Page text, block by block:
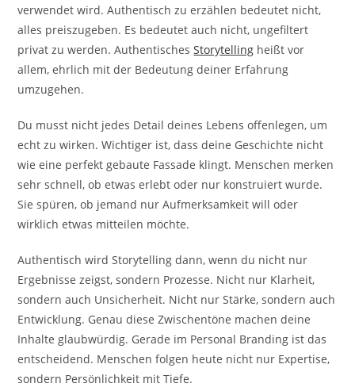
verwendet wird. Authentisch zu erzählen bedeutet nicht,
alles preiszugeben. Es bedeutet auch nicht, ungefiltert
privat zu werden. AuthentischesStorytelling heißt vor
allem, ehrlich mit der Bedeutung deiner Erfahrung
umzugehen.
Du musst nicht jedes Detail deines Lebens offenlegen, um
echt zu wirken. Wichtiger ist, dass deine Geschichte nicht
wie eine perfekt gebaute Fassade klingt. Menschen merken
sehr schnell, ob etwas erlebt oder nur konstruiert wurde.
Sie spüren, ob jemand nur Aufmerksamkeit will oder
wirklich etwas mitteilen möchte.
Authentisch wird Storytelling dann, wenn du nicht nur
Ergebnisse zeigst, sondern Prozesse. Nicht nur Klarheit,
sondern auch Unsicherheit. Nicht nur Stärke, sondern auch
Entwicklung. Genau diese Zwischentöne machen deine
Inhalte glaubwürdig. Gerade im Personal Branding ist das
entscheidend. Menschen folgen heute nicht nur Expertise,
sondern Persönlichkeit mit Tiefe.